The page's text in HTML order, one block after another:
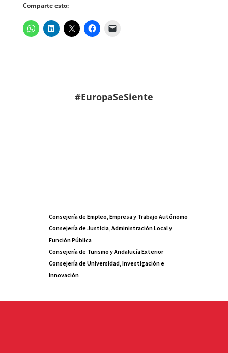
Comparte esto:
#EuropaSeSiente
Consejería de Empleo, Empresa y Trabajo Autónomo
Consejería de Justicia, Administración Local y
Función Pública
Consejería de Turismo y Andalucía Exterior
Consejería de Universidad, Investigación e
Innovación